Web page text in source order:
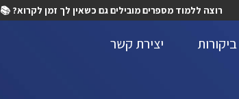
רוצה ללמוד מספרים מובילים גם כשאין לך זמן לקרוא? 📚
ביקורות יצירת קשר